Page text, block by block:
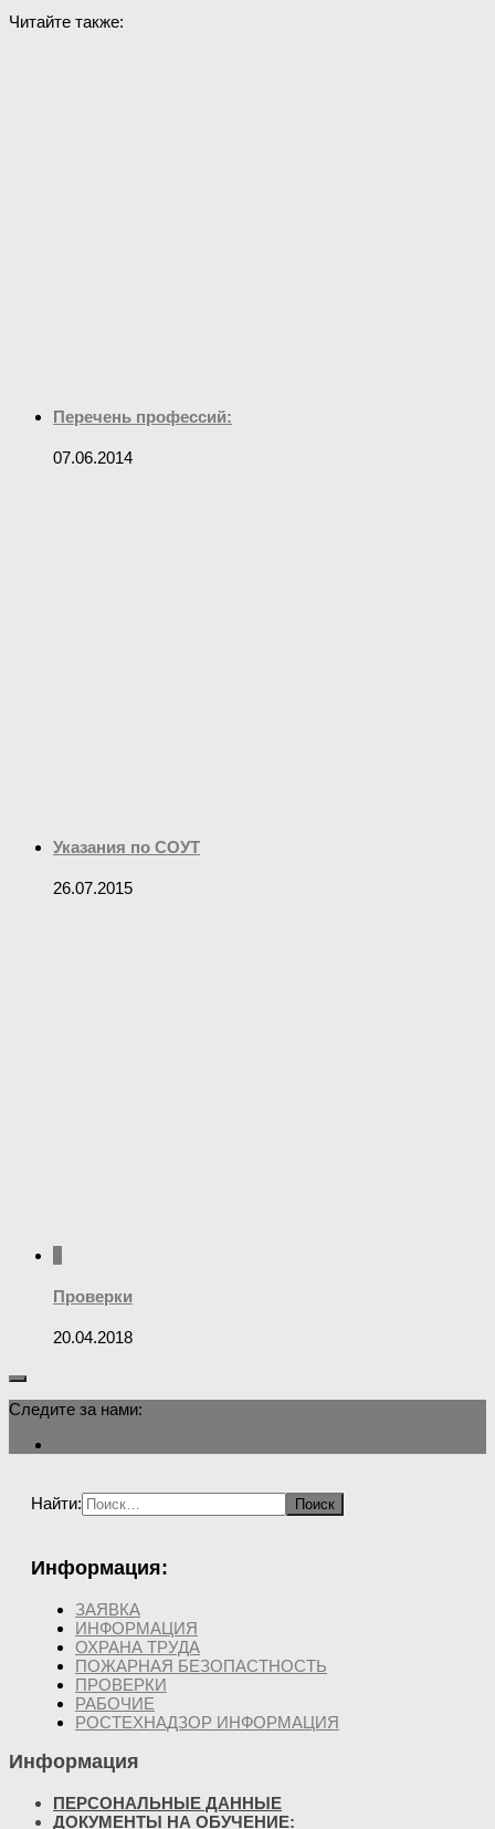
Читайте также:
Перечень профессий:
07.06.2014
Указания по СОУТ
26.07.2015
Проверки
20.04.2018
Следите за нами:
Найти:
Информация:
ЗАЯВКА
ИНФОРМАЦИЯ
ОХРАНА ТРУДА
ПОЖАРНАЯ БЕЗОПАСТНОСТЬ
ПРОВЕРКИ
РАБОЧИЕ
РОСТЕХНАДЗОР ИНФОРМАЦИЯ
Информация
ПЕРСОНАЛЬНЫЕ ДАННЫЕ
ДОКУМЕНТЫ НА ОБУЧЕНИЕ: